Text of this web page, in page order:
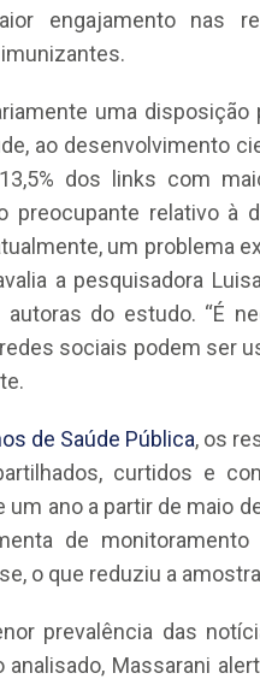
engajamento nas
uma disposição
ao desenvolvimento
dos links com
preocupante relativo à
um problema
a pesquisadora
do estudo. “É
sociais podem ser
de Saúde Pública, os
curtidos e
ano a partir de maio
de monitoramento
o que reduziu a
prevalência das
Massarani
do
à
26 de